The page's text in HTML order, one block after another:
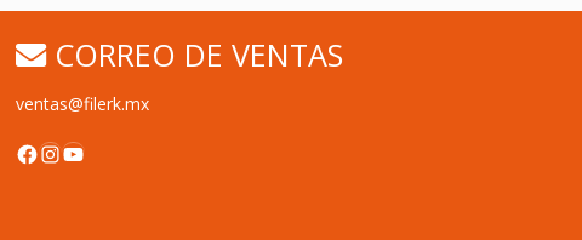
CORREO DE VENTAS
ventas@filerk.mx
Facebook
Instagram
YouTube